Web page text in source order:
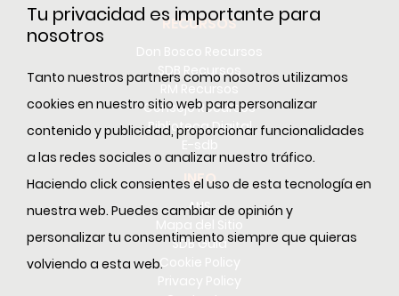
Tu privacidad es importante para
nosotros
Tanto nuestros partners como nosotros utilizamos
cookies en nuestro sitio web para personalizar
contenido y publicidad, proporcionar funcionalidades
a las redes sociales o analizar nuestro tráfico.
Haciendo click consientes el uso de esta tecnología en
nuestra web. Puedes cambiar de opinión y
personalizar tu consentimiento siempre que quieras
volviendo a esta web.
RECURSOS
SDB Recursos
Consejo Recursos
Biblioteca Digital
INFO
ANS
SDB Guía
Cookie Policy